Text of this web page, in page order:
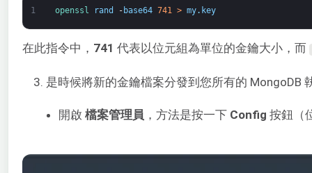
1 openssl rand - base64 741 > my. key
在此指令中， 741 代表以位元組為單位的金鑰大小，而
3. 是時候將新的金鑰檔案分發到您所有的 MongoDB
開啟 檔案管理員 ，方法是按一下 Config 按鈕（